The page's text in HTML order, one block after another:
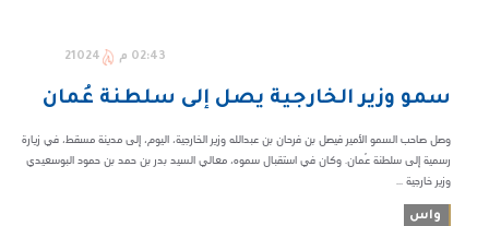
02:43 م 21024
سمو وزير الخارجية يصل إلى سلطنة عُمان
وصل صاحب السمو الأمير فيصل بن فرحان بن عبدالله وزير الخارجية، اليوم، إلى مدينة مسقط، في زيارة
رسمية إلى سلطنة عُمان. وكان في استقبال سموه، معالي السيد بدر بن حمد بن حمود البوسعيدي
وزير خارجية ...
واس